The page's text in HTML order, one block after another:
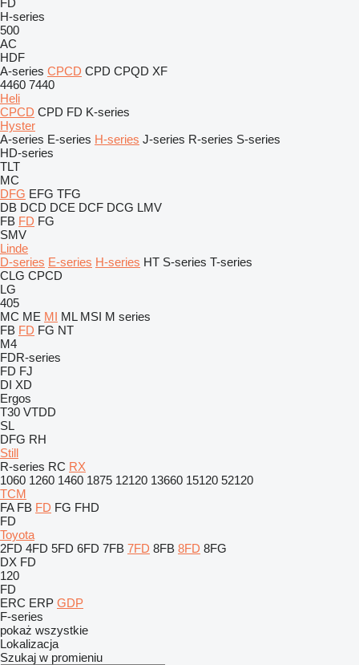
FD
H-series
500
AC
HDF
A-series CPCD CPD CPQD XF
4460 7440
Heli
CPCD CPD FD K-series
Hyster
A-series E-series H-series J-series R-series S-series
HD-series
TLT
MC
DFG EFG TFG
DB DCD DCE DCF DCG LMV
FB FD FG
SMV
Linde
D-series E-series H-series HT S-series T-series
CLG CPCD
LG
405
MC ME MI ML MSI M series
FB FD FG NT
M4
FDR-series
FD FJ
DI XD
Ergos
T30 VTDD
SL
DFG RH
Still
R-series RC RX
1060 1260 1460 1875 12120 13660 15120 52120
TCM
FA FB FD FG FHD
FD
Toyota
2FD 4FD 5FD 6FD 7FB 7FD 8FB 8FD 8FG
DX FD
120
FD
ERC ERP GDP
F-series
pokaż wszystkie
Lokalizacja
Szukaj w promieniu